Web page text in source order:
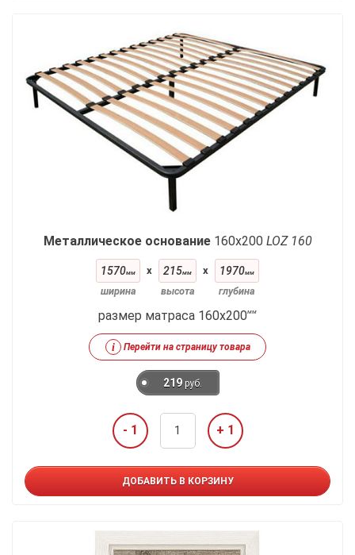
Металлическое основание160x200 LOZ 160
1570мм
ширина
x 215мм
высота
x 1970мм
глубина
размер матраса 160x200мм
i Перейти на страницу товара
219 руб.
- 1 + 1
ДОБАВИТЬ В КОРЗИНУ